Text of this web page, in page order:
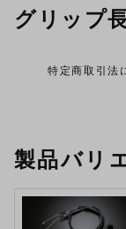
グリップ
特定商取引法
製品バリ